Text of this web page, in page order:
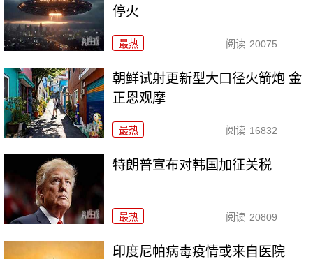
停火
最热 阅读 20075
朝鲜试射更新型大口径火箭炮 金
正恩观摩
最热 阅读 16832
特朗普宣布对韩国加征关税
最热 阅读 20809
印度尼帕病毒疫情或来自医院